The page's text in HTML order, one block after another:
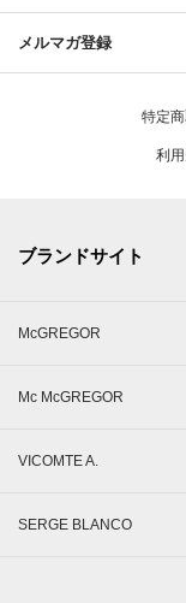
メルマガ登録
特定
利
ブランドサイト
McGREGOR
Mc McGREGOR
VICOMTE A.
SERGE BLANCO